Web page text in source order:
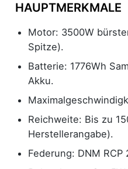
HAUPTMERKMALE
Motor: 3500W
Spitze).
Batterie: 1776Wh
Akku.
Reichweite: Bis zu
Herstellerangabe).
Federung: DNM